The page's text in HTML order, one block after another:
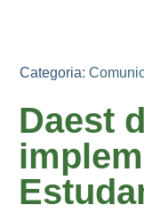
Categoria:
Daest